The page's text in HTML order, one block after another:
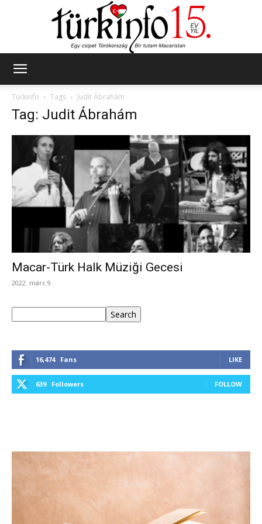
Türkinfo
Tags Judit Ábrahám
Tag: Judit Ábrahám
Macar-Türk Halk Müziği Gecesi
2022. márc 9.
Search
16,474 Fans LIKE
639 Followers FOLLOW